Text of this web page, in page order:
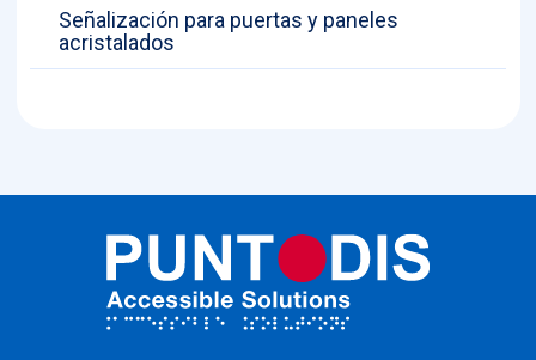
Señalización para puertas y paneles
acristalados